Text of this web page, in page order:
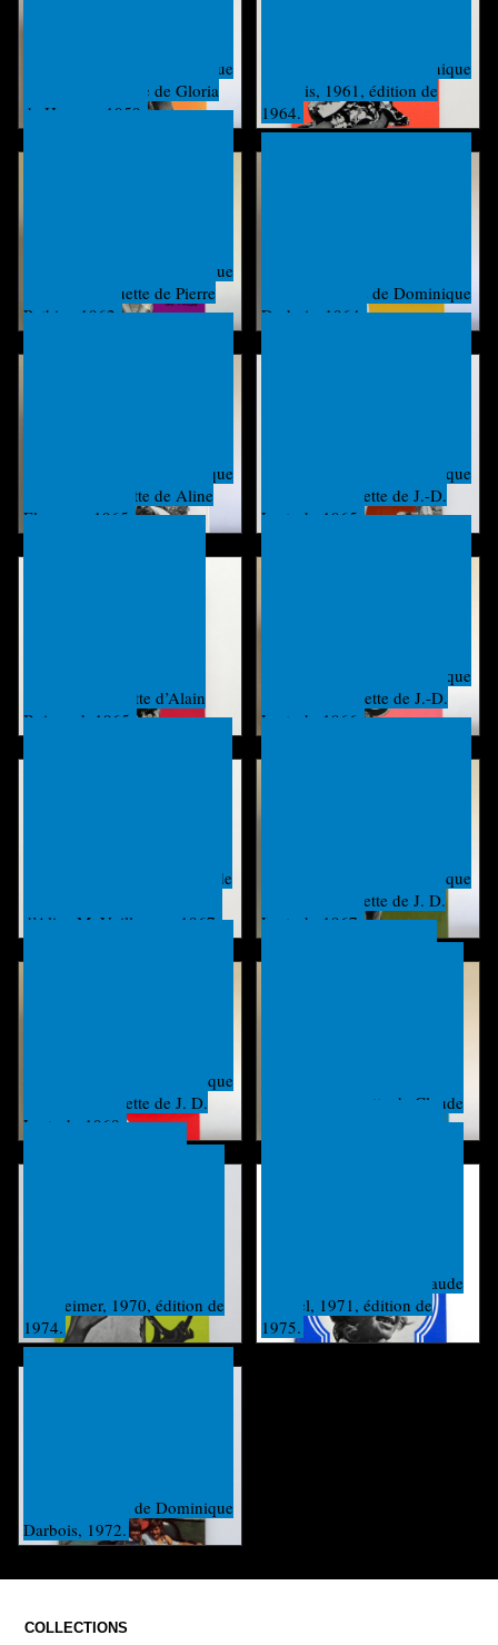
Texte et photos de Dominique
Darbois, maquette de Gloria
de Herrera, 1959.
Texte et photos de Dominique
Darbois, 1961, édition de
1964.
Texte et photos de Dominique
Darbois, maquette de Pierre
Pothier, 1962.
Texte et photos de Dominique
Darbois, 1964.
Texte et photos de Dominique
Darbois, maquette de Aline
Elmayan, 1965.
Texte et photos de Dominique
Darbois, maquette de J.-D.
Lortsch, 1965.
Mazière, maquette d’Alain
Boisnard, 1965.
Texte et photos de Dominique
Darbois. Maquette de J.-D.
Lortsch, 1966.
Photos de Peter Willi, texte de
d’Alice M. Voillereau, 1967.
Texte et photos de Dominique
Darbois, maquette de J. D.
Lortsch, 1967.
Texte et photos de Dominique
Darbois, maquette de J. D.
Lortsch, 1968.
Mazière, maquette de Claude
Wertheimer, 1970, édition de
1974.
Mazière, maquette de Claude
Maurel, 1971, édition de
1975.
Texte et photos de Dominique
Darbois, 1972.
COLLECTIONS